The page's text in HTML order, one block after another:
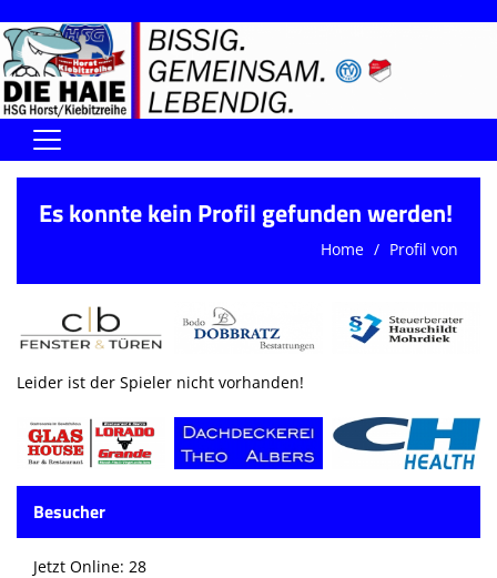
Home
Handball-Förderverein der Haie
Kontaktformular
UNSERE SPORTHALLEN
Training & Termine
DIENSTE (SR/KG/VK)
Die SpecialHaie
Teams
Es konnte kein Profil gefunden werden!
Home Profil von
Leider ist der Spieler nicht vorhanden!
Besucher
Jetzt Online: 28